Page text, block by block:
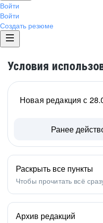
Войти
Войти
Создать резюме
Условия
Новая редакция с
Ранее
Раскрыть все пункты
Чтобы прочитать всё
Архив редакций